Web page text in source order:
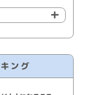
ング